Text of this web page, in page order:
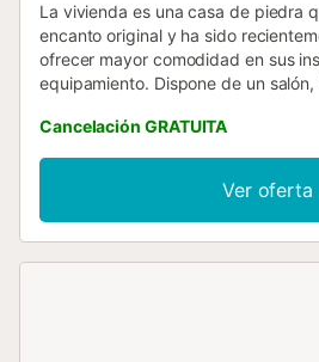
La vivienda es una casa de piedra
encanto original y ha sido
ofrecer mayor comodidad en sus
equipamiento. Dispone de un
completamente equipada con
zonas de estar exteriores. El
tradicional gallega, se encuentra
y se ha convertido en una zona
recinto de la piscina, de uso
Cancelación GRATUITA
Ver oferta